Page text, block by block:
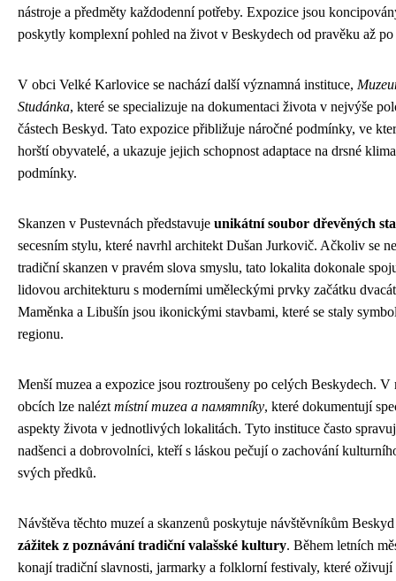
nástroje a předměty každodenní potřeby. Expozice jsou
poskytly komplexní pohled na život v Beskydech od pravěku až po
V obci Velké Karlovice se nachází další významná instituce,
Studánka, které se specializuje na dokumentaci života v nejvýše
částech Beskyd. Tato expozice přibližuje náročné podmínky, ve
horští obyvatelé, a ukazuje jejich schopnost adaptace na drsné
podmínky.
Skanzen v Pustevnách představuje unikátní soubor dřevěných
secesním stylu, které navrhl architekt Dušan Jurkovič. Ačkoliv se
tradiční skanzen v pravém slova smyslu, tato lokalita dokonale
lidovou architekturu s moderními uměleckými prvky začátku
Maměnka a Libušín jsou ikonickými stavbami, které se staly
regionu.
Menší muzea a expozice jsou roztroušeny po celých Beskydech. V
obcích lze nalézt místní muzea a памятníky, které dokumentují
aspekty života v jednotlivých lokalitách. Tyto instituce často
nadšenci a dobrovolníci, kteří s láskou pečují o zachování
svých předků.
Návštěva těchto muzeí a skanzenů poskytuje návštěvníkům
zážitek z poznávání tradiční valašské kultury. Během letních
konají tradiční slavnosti, jarmarky a folklorní festivaly, které oživují